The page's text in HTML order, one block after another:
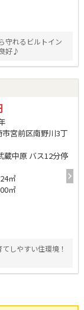
守れるビルトイン
好♪
宮前区南野川3丁
蔵中原 バス12分停
㎡
㎡
しやすい住環境！